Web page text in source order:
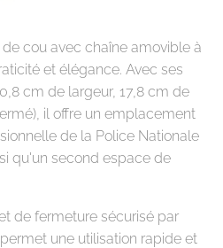
cou avec chaîne amovible à
et élégance. Avec ses
cm de largeur, 17,8 cm de
il offre un emplacement
de la Police Nationale
qu'un second espace de
de fermeture sécurisé par
une utilisation rapide et